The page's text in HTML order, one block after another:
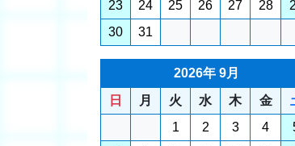
23
24 25 26 27 28
30
31
2026年 9月
日
月 火 水 木 金
1
2 3 4